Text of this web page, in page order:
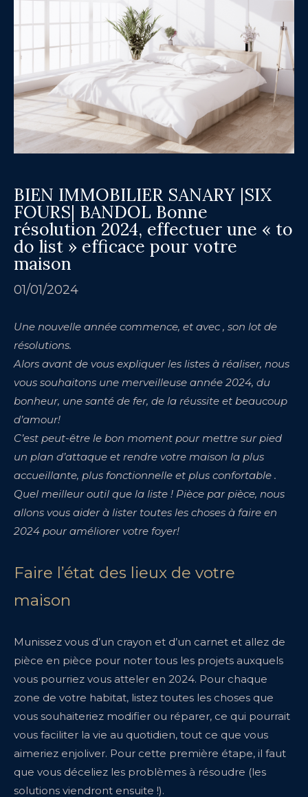
BIEN IMMOBILIER SANARY |SIX
FOURS| BANDOL Bonne
résolution 2024, effectuer une « to
do list » efficace pour votre
maison
01/01/2024
Une nouvelle année commence, et avec , son lot de
résolutions.
Alors avant de vous expliquer les listes à réaliser, nous
vous souhaitons une merveilleuse année 2024, du
bonheur, une santé de fer, de la réussite et beaucoup
d’amour!
C’est peut-être le bon moment pour mettre sur pied
un plan d’attaque et rendre votre maison la plus
accueillante, plus fonctionnelle et plus confortable .
Quel meilleur outil que la liste ! Pièce par pièce, nous
allons vous aider à lister toutes les choses à faire en
2024 pour améliorer votre foyer!
Faire l’état des lieux de votre
maison
Munissez vous d’un crayon et d’un carnet et allez de
pièce en pièce pour noter tous les projets auxquels
vous pourriez vous atteler en 2024. Pour chaque
zone de votre habitat, listez toutes les choses que
vous souhaiteriez modifier ou réparer, ce qui pourrait
vous faciliter la vie au quotidien, tout ce que vous
aimeriez enjoliver. Pour cette première étape, il faut
que vous déceliez les problèmes à résoudre (les
solutions viendront ensuite !).